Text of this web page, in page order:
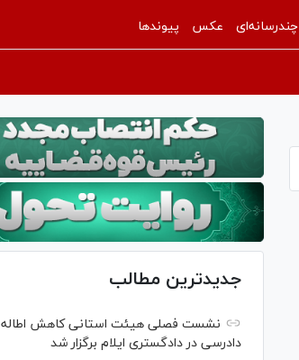
چندرسانه‌ای عکس پیوندها
جدیدترین مطالب
نشست فصلی هیئت استانی کاهش اطاله
دادرسی در دادگستری ایلام برگزار شد